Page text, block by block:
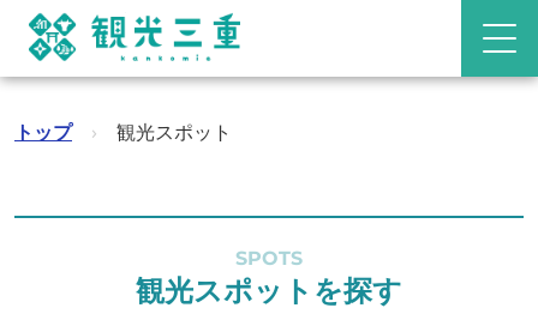
トップ › 観光スポット
SPOTS
観光スポットを探す